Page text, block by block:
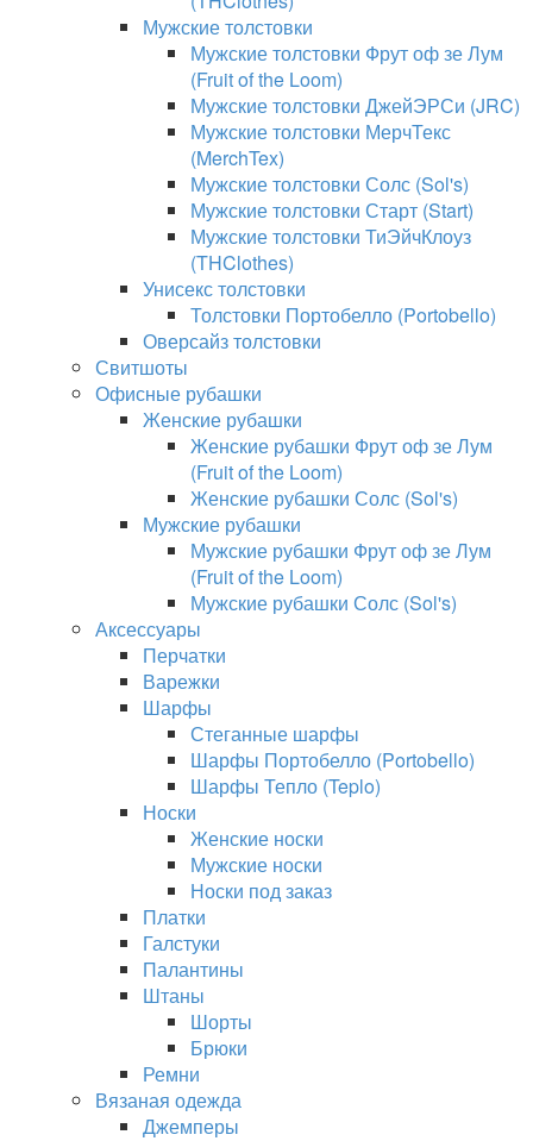
Мужские толстовки
Мужские толстовки Фрут оф зе Лум
(Fruit of the Loom)
Мужские толстовки ДжейЭРСи (JRC)
Мужские толстовки МерчТекс
(MerchTex)
Мужские толстовки Солс (Sol's)
Мужские толстовки Старт (Start)
Мужские толстовки ТиЭйчКлоуз
(THClothes)
Унисекс толстовки
Толстовки Портобелло (Portobello)
Оверсайз толстовки
Свитшоты
Офисные рубашки
Женские рубашки
Женские рубашки Фрут оф зе Лум
(Fruit of the Loom)
Женские рубашки Солс (Sol's)
Мужские рубашки
Мужские рубашки Фрут оф зе Лум
(Fruit of the Loom)
Мужские рубашки Солс (Sol's)
Аксессуары
Перчатки
Варежки
Шарфы
Стеганные шарфы
Шарфы Портобелло (Portobello)
Шарфы Тепло (Teplo)
Носки
Женские носки
Мужские носки
Носки под заказ
Платки
Галстуки
Палантины
Штаны
Шорты
Брюки
Ремни
Вязаная одежда
Джемперы